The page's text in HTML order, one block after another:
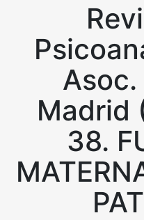
Madrid
38.